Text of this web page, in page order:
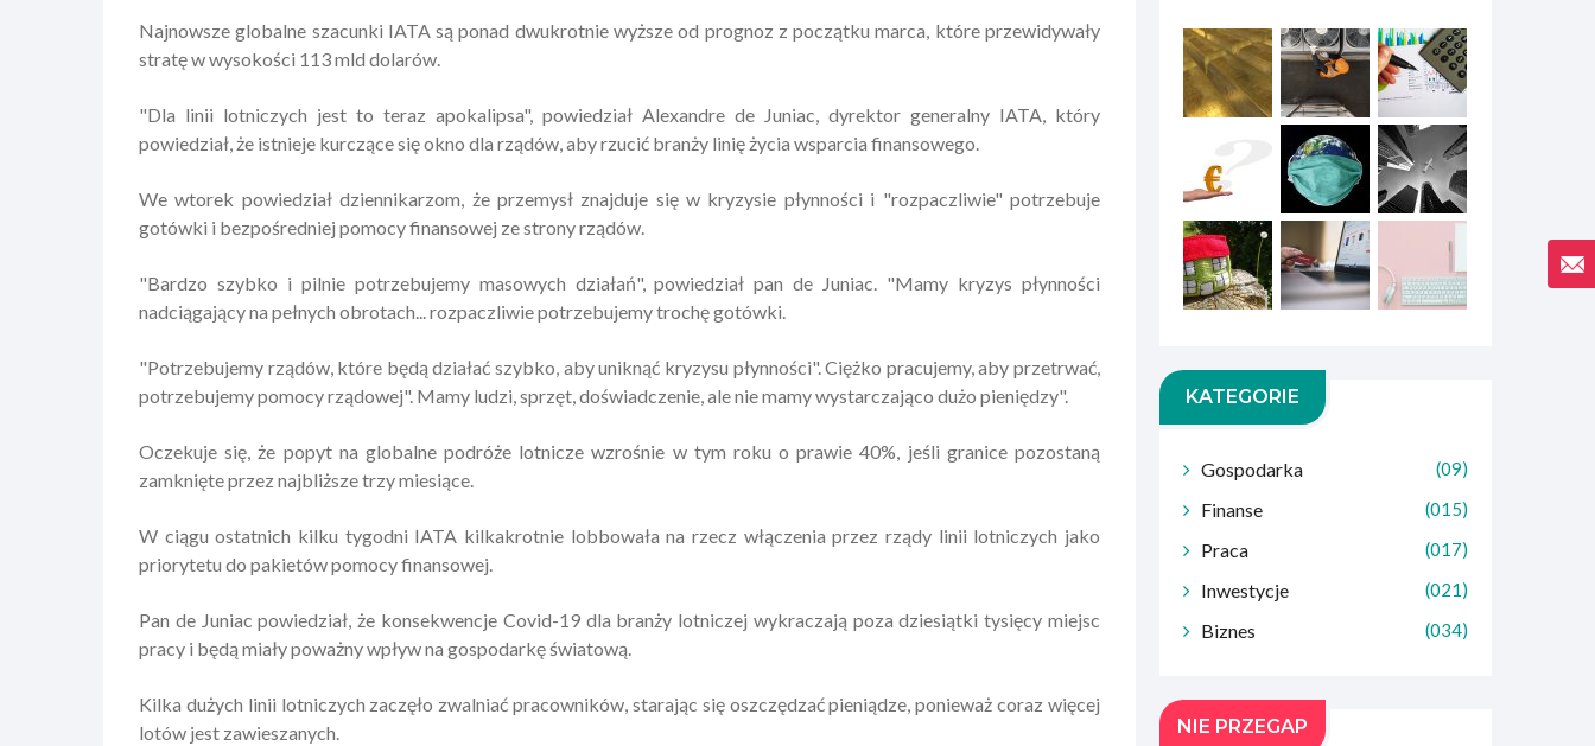
Najnowsze globalne szacunki IATA są ponad dwukrotnie wyższe od prognoz z początku marca, które przewidywały
stratę w wysokości 113 mld dolarów.
"Dla linii lotniczych jest to teraz apokalipsa", powiedział Alexandre de Juniac, dyrektor generalny IATA, który
powiedział, że istnieje kurczące się okno dla rządów, aby rzucić branży linię życia wsparcia finansowego.
We wtorek powiedział dziennikarzom, że przemysł znajduje się w kryzysie płynności i "rozpaczliwie" potrzebuje
gotówki i bezpośredniej pomocy finansowej ze strony rządów.
"Bardzo szybko i pilnie potrzebujemy masowych działań", powiedział pan de Juniac. "Mamy kryzys płynności
nadciągający na pełnych obrotach... rozpaczliwie potrzebujemy trochę gotówki.
"Potrzebujemy rządów, które będą działać szybko, aby uniknąć kryzysu płynności". Ciężko pracujemy, aby przetrwać,
potrzebujemy pomocy rządowej". Mamy ludzi, sprzęt, doświadczenie, ale nie mamy wystarczająco dużo pieniędzy".
Oczekuje się, że popyt na globalne podróże lotnicze wzrośnie w tym roku o prawie 40%, jeśli granice pozostaną
zamknięte przez najbliższe trzy miesiące.
W ciągu ostatnich kilku tygodni IATA kilkakrotnie lobbowała na rzecz włączenia przez rządy linii lotniczych jako
priorytetu do pakietów pomocy finansowej.
Pan de Juniac powiedział, że konsekwencje Covid-19 dla branży lotniczej wykraczają poza dziesiątki tysięcy miejsc
pracy i będą miały poważny wpływ na gospodarkę światową.
Kilka dużych linii lotniczych zaczęło zwalniać pracowników, starając się oszczędzać pieniądze, ponieważ coraz więcej
lotów jest zawieszanych.
KATEGORIE
Gospodarka (09)
Finanse (015)
Praca (017)
Inwestycje (021)
Biznes (034)
NIE PRZEGAP